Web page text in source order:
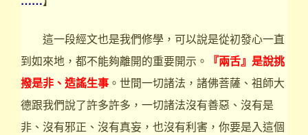
這一段經文也是我們修學，可以說是從初發心一直
到如來地，都不能夠離開的重要開示。
『兩舌』是說挑
撥是非、造謠生事 。世間一切諸法，諸佛菩薩、祖師大
德跟我們說了許多許多，一切諸法沒有善惡、沒有是
非、沒有邪正、沒有真妄，也沒有利害，你要是入這個